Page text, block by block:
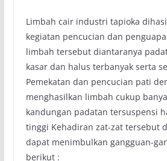
Limbah cair industri tapioka
kegiatan pencucian dan
limbah tersebut diantaranya
kasar dan halus terbanyak serta
Pemekatan dan pencucian pati
menghasilkan limbah cukup
kandungan padatan tersuspensi
tinggi Kehadiran zat-zat tersebut
dapat menimbulkan gangguan-
berikut :